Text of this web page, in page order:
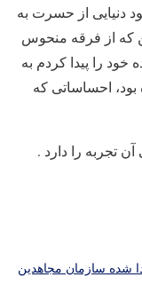
دنیایی از حسرت به
که از فرقه منحوس
را پیدا کردم به
احساساتی که
تجربه را دارد .
شده سازمان مجاهدین